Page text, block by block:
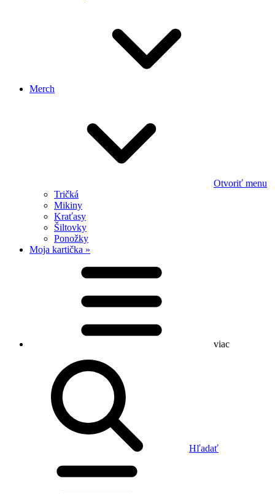
Merch
Otvoriť menu
Tričká
Mikiny
Kraťasy
Šiltovky
Ponožky
Moja kartička »
viac
Hľadať